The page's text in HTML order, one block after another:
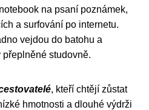
na psaní poznámek,
a surfování po internetu.
vejdou do batohu a
studovně.
, kteří chtějí zůstat
hmotnosti a dlouhé výdrži